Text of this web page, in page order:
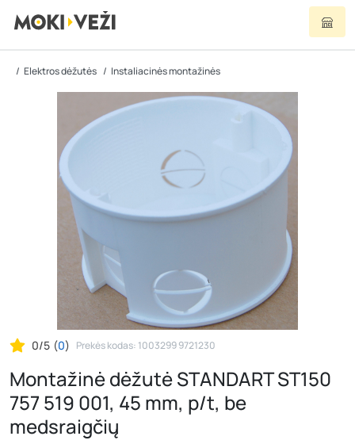
Elektros dėžutės Instaliacinės montažinės
0/5 (0) Prekės kodas: 1003299 9721230
Montažinė dėžutė STANDART ST150
757 519 001, 45 mm, p/t, be
medsraigčių